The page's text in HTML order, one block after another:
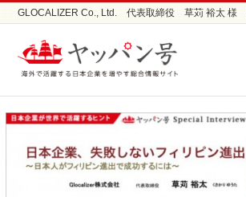
GLOCALIZER Co., Ltd. 代表取締役 草苅 裕太 様